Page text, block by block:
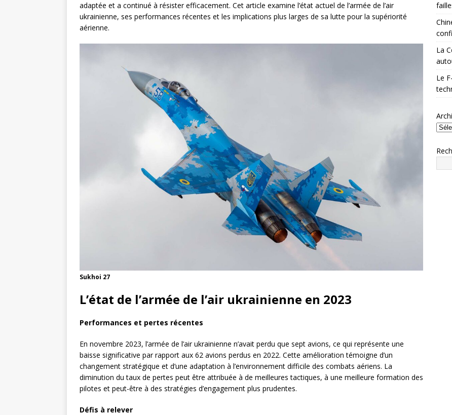
adaptée et a continué à résister efficacement. Cet article examine l’état actuel de l’armée de l’air
ukrainienne, ses performances récentes et les implications plus larges de sa lutte pour la supériorité
aérienne.
Sukhoi 27
L’état de l’armée de l’air ukrainienne en 2023
Performances et pertes récentes
En novembre 2023, l’armée de l’air ukrainienne n’avait perdu que sept avions, ce qui représente une
baisse significative par rapport aux 62 avions perdus en 2022. Cette amélioration témoigne d’un
changement stratégique et d’une adaptation à l’environnement difficile des combats aériens. La
diminution du taux de pertes peut être attribuée à de meilleures tactiques, à une meilleure formation des
pilotes et peut-être à des stratégies d’engagement plus prudentes.
Défis à relever
La
Le